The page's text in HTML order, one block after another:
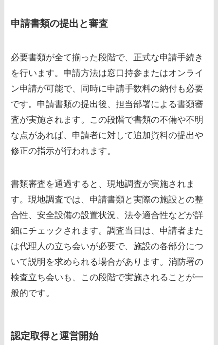
申請書類の提出と審査
必要書類が全て揃った段階で、正式な申請手続き
を行います。申請方法は窓口持参またはオンライ
ン申請が可能で、同時に申請手数料の納付も必要
です。申請書類の提出後、担当部署による書類審
査が実施されます。この段階で書類の不備や不明
な点があれば、申請者に対して追加資料の提出や
修正の指示が行われます。
書類審査を通過すると、現地調査が実施されま
す。現地調査では、申請書類と実際の施設との整
合性、安全設備の設置状況、法令適合性などが詳
細にチェックされます。調査当日は、申請者また
は代理人の立ち会いが必要で、施設の各部分につ
いて説明を求められる場合があります。消防署の
検査立ち会いも、この段階で実施されることが一
般的です。
認定取得と運営開始